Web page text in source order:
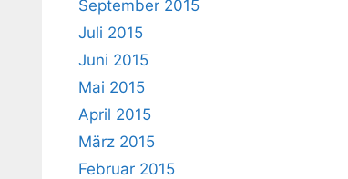
September 2015
Juli 2015
Juni 2015
Mai 2015
April 2015
März 2015
Februar 2015